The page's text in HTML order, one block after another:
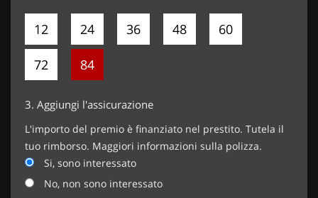
12 24 36 48 60
72 84
3. Aggiungi l'assicurazione
L'importo del premio è finanziato nel prestito. Tutela il
tuo rimborso. Maggiori informazioni sulla polizza.
Si, sono interessato
No, non sono interessato